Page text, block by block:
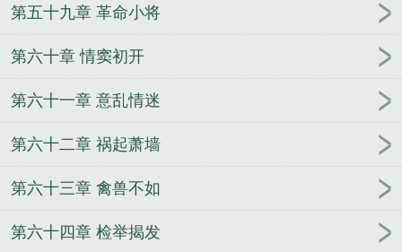
第五十九章 革命小将
第六十章 情窦初开
第六十一章 意乱情迷
第六十二章 祸起萧墙
第六十三章 禽兽不如
第六十四章 检举揭发